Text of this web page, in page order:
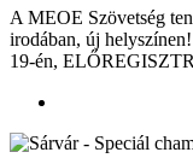
A MEOE Szövetség
irodában, új
19-én,